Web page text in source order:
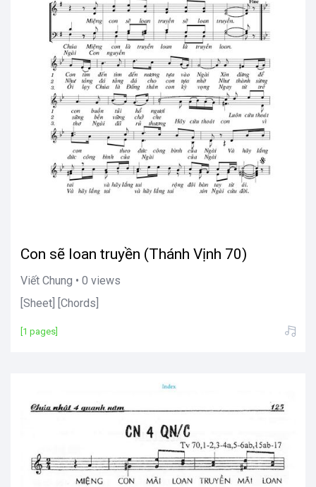
Con sẽ loan truyền (Thánh Vịnh 70)
Viết Chung • 0 views
[Sheet] [Chords]
[1 pages]